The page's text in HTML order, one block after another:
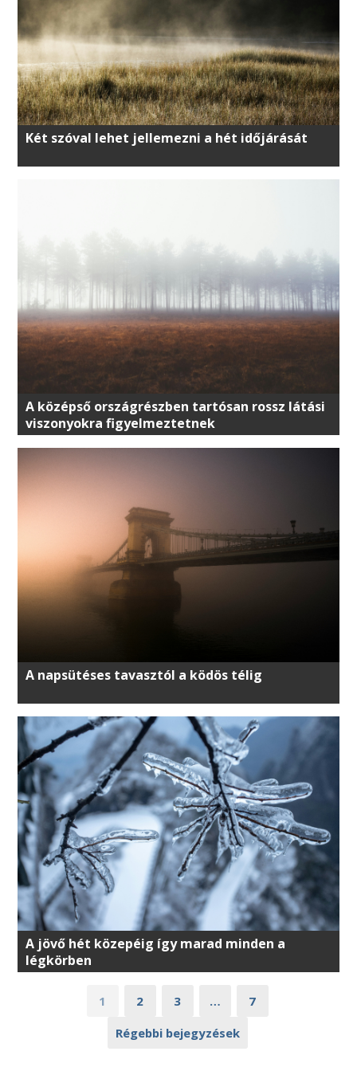
Két szóval lehet jellemezni a hét időjárását
A középső országrészben tartósan rossz látási
viszonyokra figyelmeztetnek
A napsütéses tavasztól a ködös télig
A jövő hét közepéig így marad minden a
légkörben
1 2 3 …
7
Régebbi bejegyzések